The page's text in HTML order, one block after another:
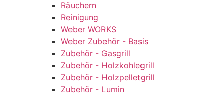
Räuchern
Reinigung
Weber WORKS
Weber Zubehör - Basis
Zubehör - Gasgrill
Zubehör - Holzkohlegrill
Zubehör - Holzpelletgrill
Zubehör - Lumin